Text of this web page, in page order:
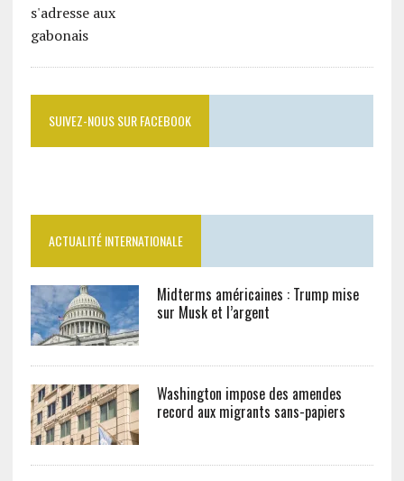
SUIVEZ-NOUS SUR FACEBOOK
ACTUALITÉ INTERNATIONALE
Midterms américaines : Trump mise
sur Musk et l’argent
Washington impose des amendes
record aux migrants sans-papiers